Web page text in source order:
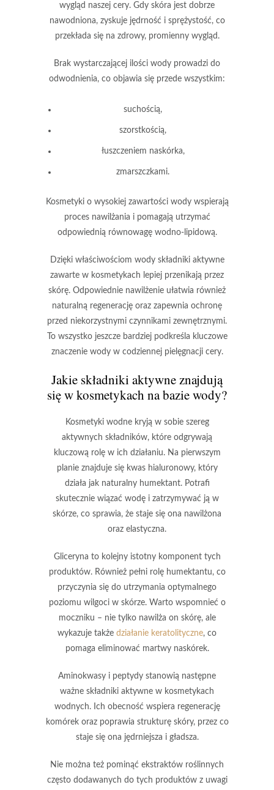
wygląd naszej cery. Gdy skóra jest dobrze
nawodniona, zyskuje jędrność i sprężystość, co
przekłada się na zdrowy, promienny wygląd.
Brak wystarczającej ilości wody prowadzi do
odwodnienia, co objawia się przede wszystkim:
suchością,
szorstkością,
łuszczeniem naskórka,
zmarszczkami.
Kosmetyki o wysokiej zawartości wody wspierają
proces nawilżania i pomagają utrzymać
odpowiednią równowagę wodno-lipidową.
Dzięki właściwościom wody składniki aktywne
zawarte w kosmetykach lepiej przenikają przez
skórę. Odpowiednie nawilżenie ułatwia również
naturalną regenerację oraz zapewnia ochronę
przed niekorzystnymi czynnikami zewnętrznymi.
To wszystko jeszcze bardziej podkreśla kluczowe
znaczenie wodyw codziennej pielęgnacji cery.
Jakie składniki aktywne znajdują
się w kosmetykach na bazie wody?
Kosmetyki wodnekryją w sobie szereg
aktywnych składników, które odgrywają
kluczową rolę w ich działaniu. Na pierwszym
planie znajduje się kwas hialuronowy, który
działa jak naturalny humektant. Potrafi
skutecznie wiązać wodę i zatrzymywać ją w
skórze, co sprawia, że staje się ona nawilżona
oraz elastyczna.
Gliceryna to kolejny istotny komponent tych
produktów. Również pełni rolę humektantu, co
przyczynia się do utrzymania optymalnego
poziomu wilgoci w skórze. Warto wspomnieć o
moczniku – nie tylko nawilża on skórę, ale
wykazuje także działanie keratolityczne, co
pomaga eliminować martwy naskórek.
Aminokwasy i peptydy stanowią następne
ważne składniki aktywne w kosmetykach
wodnych. Ich obecność wspiera regenerację
komórek oraz poprawia strukturę skóry, przez co
staje się ona jędrniejsza i gładsza.
Nie można też pominąć ekstraktów roślinnych
często dodawanych do tych produktów z uwagi